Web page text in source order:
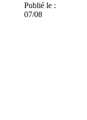
Publié le :
07/08